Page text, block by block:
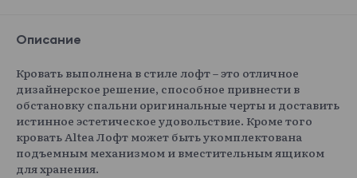
Описание
Кровать выполнена в стиле лофт – это отличное
дизайнерское решение, способное привнести в
обстановку спальни оригинальные черты и доставить
истинное эстетическое удовольствие. Кроме того
кровать Altea Лофт может быть укомплектована
подъемным механизмом и вместительным ящиком
для хранения.